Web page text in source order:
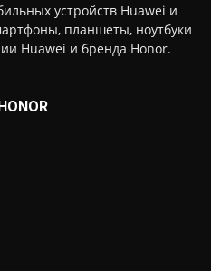
устройств Huawei и
планшеты, ноутбуки
Huawei и бренда Honor.